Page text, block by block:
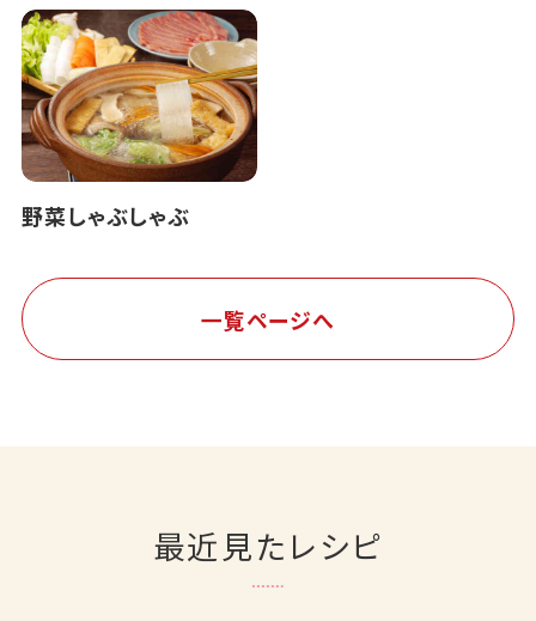
野菜しゃぶしゃぶ
一覧ページへ
最近見たレシピ